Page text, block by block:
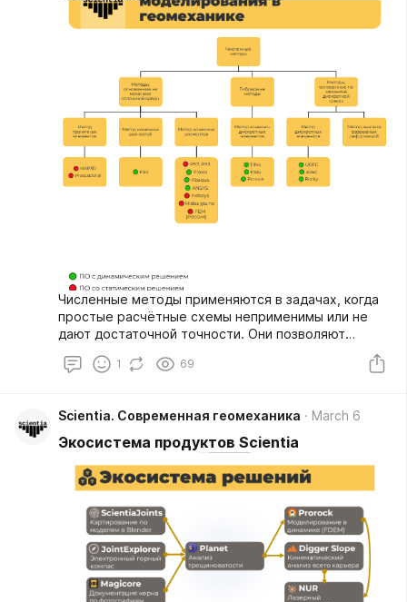
Численные методы применяются в задачах, когда
простые расчётные схемы неприменимы или не
дают достаточной точности. Они позволяют
учитывать практически любые влияющие факторы,
такие как геологическая неоднородность массива,
изменение нагрузок во времени, влияние
подземных работ, а также деформационные и
прочностные свойства пород.
1 69
Scientia. Современная геомеханика March 6
Экосистема продуктов Scientia